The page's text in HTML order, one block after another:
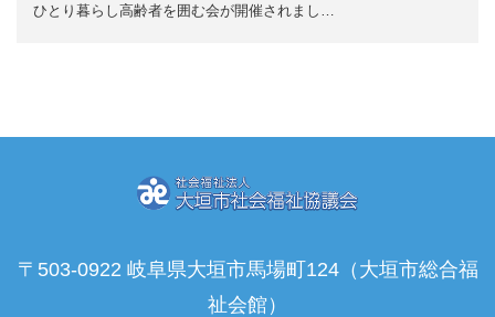
ひとり暮らし高齢者を囲む会が開催されまし…
〒503-0922 岐阜県大垣市馬場町124（大垣市総合福
祉会館）